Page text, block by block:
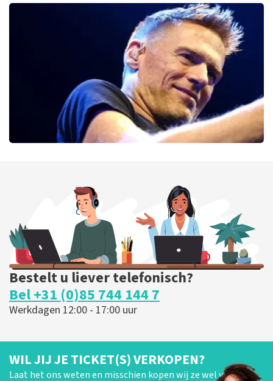
BESTEL NU
Bestelt u liever telefonisch?
Bel +31 (0)85 744 144 7
Werkdagen 12:00 - 17:00 uur
WIL JIJ JE TICKET(S) VERKOPEN?
Laat het ons weten en misschien kopen wij ze wel van je!